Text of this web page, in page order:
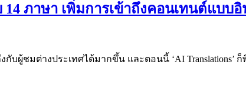
ภาษา เพิ่มการเข้าถึงคอนเทนต์แบบ
ผู้ชมต่างประเทศได้มากขึ้น และตอนนี้ ‘AI Translations’